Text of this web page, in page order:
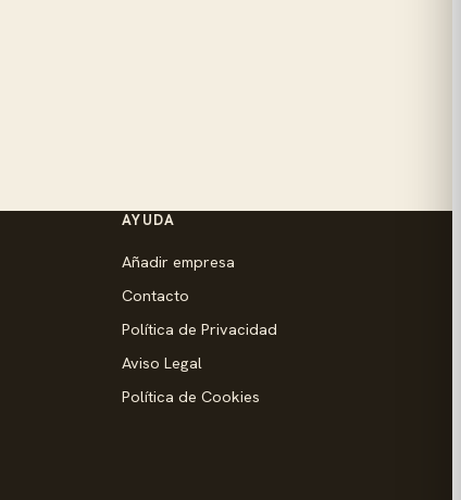
AYUDA
Añadir empresa
Contacto
Política de Privacidad
Aviso Legal
Política de Cookies